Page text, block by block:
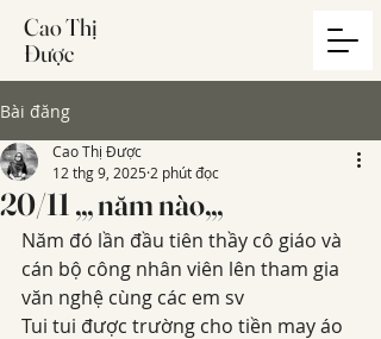
Cao Thị
Được
Bài đăng
20/11 ,,, năm nào,,,
Cao Thị Được
12 thg 9, 2025 2 phút đọc
Năm đó lần đầu tiên thầy cô giáo và
cán bộ công nhân viên lên tham gia
văn nghệ cùng các em sv
Tui tui được trường cho tiền may áo